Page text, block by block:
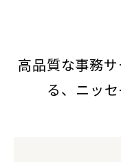
高品質な事務
る、ニッセ